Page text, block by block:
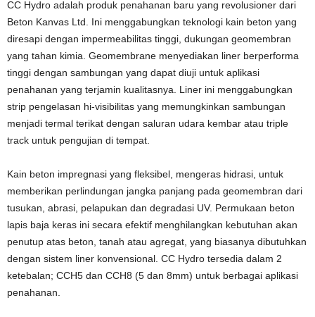
CC Hydro adalah produk penahanan baru yang revolusioner dari
Beton Kanvas Ltd. Ini menggabungkan teknologi kain beton yang
diresapi dengan impermeabilitas tinggi, dukungan geomembran
yang tahan kimia. Geomembrane menyediakan liner berperforma
tinggi dengan sambungan yang dapat diuji untuk aplikasi
penahanan yang terjamin kualitasnya. Liner ini menggabungkan
strip pengelasan hi-visibilitas yang memungkinkan sambungan
menjadi termal terikat dengan saluran udara kembar atau triple
track untuk pengujian di tempat.
Kain beton impregnasi yang fleksibel, mengeras hidrasi, untuk
memberikan perlindungan jangka panjang pada geomembran dari
tusukan, abrasi, pelapukan dan degradasi UV. Permukaan beton
lapis baja keras ini secara efektif menghilangkan kebutuhan akan
penutup atas beton, tanah atau agregat, yang biasanya dibutuhkan
dengan sistem liner konvensional. CC Hydro tersedia dalam 2
ketebalan; CCH5 dan CCH8 (5 dan 8mm) untuk berbagai aplikasi
penahanan.